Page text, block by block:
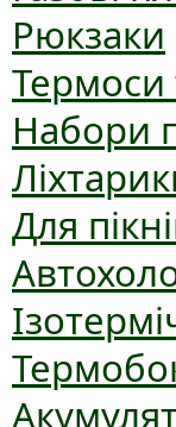
Рюкзаки
Термоси
Набори
Для